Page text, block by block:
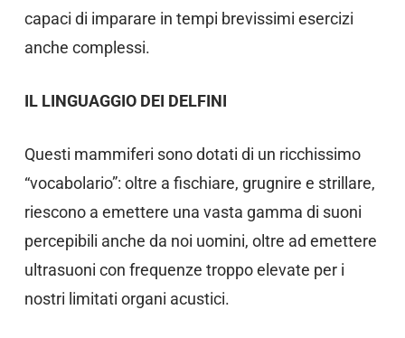
capaci di imparare in tempi brevissimi esercizi
anche complessi.
IL LINGUAGGIO DEI DELFINI
Questi mammiferi sono dotati di un ricchissimo
“vocabolario”: oltre a fischiare, grugnire e strillare,
riescono a emettere una vasta gamma di suoni
percepibili anche da noi uomini, oltre ad emettere
ultrasuoni con frequenze troppo elevate per i
nostri limitati organi acustici.